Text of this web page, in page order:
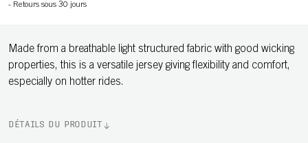
- Retours sous 30 jours
Made from a breathable light structured fabric with good wicking
properties, this is a versatile jersey giving flexibility and comfort,
especially on hotter rides.
DÉTAILS DU PRODUIT